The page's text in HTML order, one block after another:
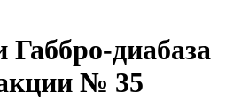
диабаза
№ 35